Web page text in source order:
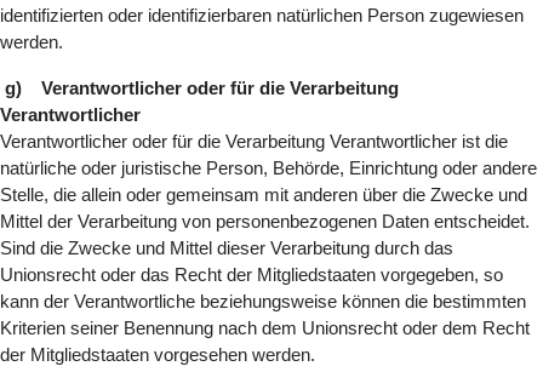
identifizierten oder identifizierbaren natürlichen Person zugewiesen
werden.
g) Verantwortlicher oder für die Verarbeitung
Verantwortlicher
Verantwortlicher oder für die Verarbeitung Verantwortlicher ist die
natürliche oder juristische Person, Behörde, Einrichtung oder andere
Stelle, die allein oder gemeinsam mit anderen über die Zwecke und
Mittel der Verarbeitung von personenbezogenen Daten entscheidet.
Sind die Zwecke und Mittel dieser Verarbeitung durch das
Unionsrecht oder das Recht der Mitgliedstaaten vorgegeben, so
kann der Verantwortliche beziehungsweise können die bestimmten
Kriterien seiner Benennung nach dem Unionsrecht oder dem Recht
der Mitgliedstaaten vorgesehen werden.